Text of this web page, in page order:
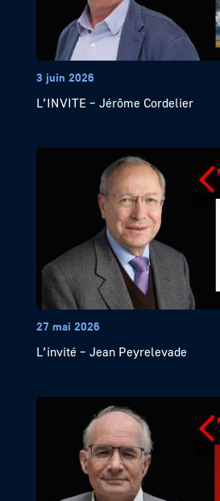
3 juin 2026
L’INVITE – Jérôme Cordelier
27 mai 2026
L’invité – Jean Peyrelevade